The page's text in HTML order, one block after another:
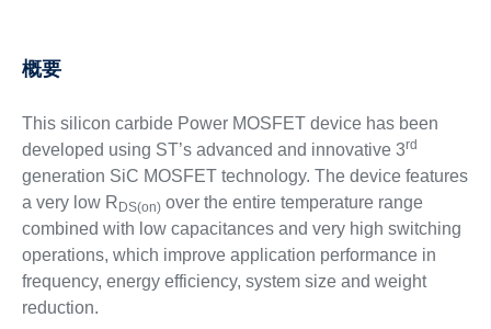
概要
This silicon carbide Power MOSFET device has been
developed using ST’s advanced and innovative 3rd
generation SiC MOSFET technology. The device features
a very low R DS(on)over the entire temperature range
combined with low capacitances and very high switching
operations, which improve application performance in
frequency, energy efficiency, system size and weight
reduction.